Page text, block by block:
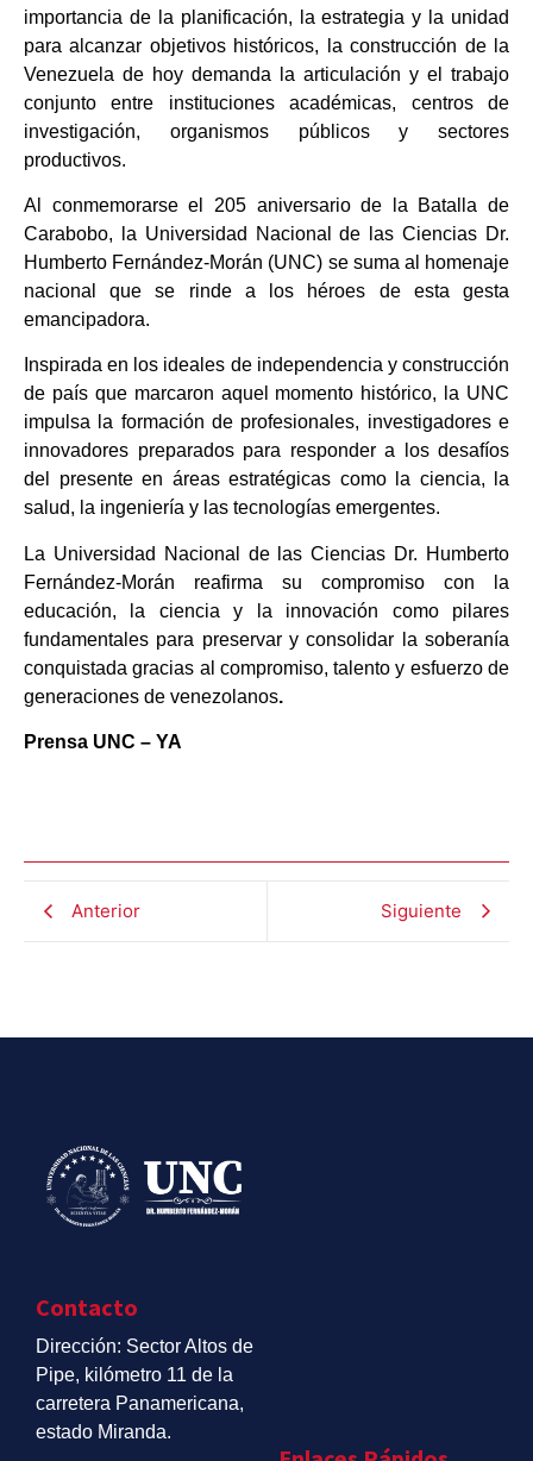
importancia de la planificación, la estrategia y la unidad
para alcanzar objetivos históricos, la construcción de la
Venezuela de hoy demanda la articulación y el trabajo
conjunto entre instituciones académicas, centros de
investigación, organismos públicos y sectores
productivos.
Al conmemorarse el 205 aniversario de la Batalla de
Carabobo, la Universidad Nacional de las Ciencias Dr.
Humberto Fernández-Morán (UNC) se suma al homenaje
nacional que se rinde a los héroes de esta gesta
emancipadora.
Inspirada en los ideales de independencia y construcción
de país que marcaron aquel momento histórico, la UNC
impulsa la formación de profesionales, investigadores e
innovadores preparados para responder a los desafíos
del presente en áreas estratégicas como la ciencia, la
salud, la ingeniería y las tecnologías emergentes.
La Universidad Nacional de las Ciencias Dr. Humberto
Fernández-Morán reafirma su compromiso con la
educación, la ciencia y la innovación como pilares
fundamentales para preservar y consolidar la soberanía
conquistada gracias al compromiso, talento y esfuerzo de
generaciones de venezolanos.
Prensa UNC – YA
Anterior Siguiente
Contacto
Dirección: Sector Altos de
Pipe, kilómetro 11 de la
carretera Panamericana,
estado Miranda.